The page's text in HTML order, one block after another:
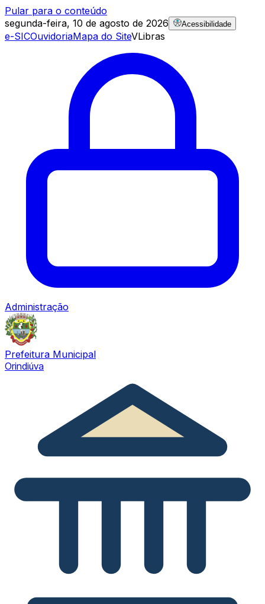
Pular para o conteúdo
segunda-feira, 10 de agosto de 2026
Acessibilidade
e-SICOuvidoriaMapa do SiteVLibras
Administração
Prefeitura Municipal
Orindiúva